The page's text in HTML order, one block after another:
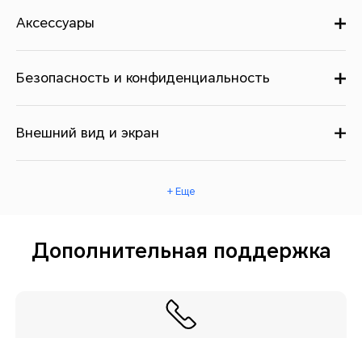
Аксессуары
Безопасность и конфиденциальность
Внешний вид и экран
+ Еще
Дополнительная поддержка